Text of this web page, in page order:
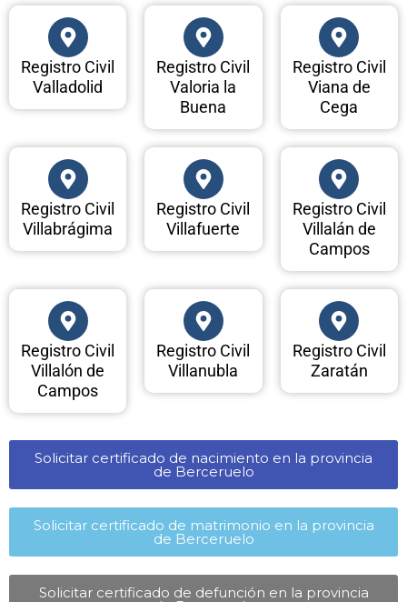
Registro Civil
Valladolid
Registro Civil
Valoria la
Buena
Registro Civil
Viana de
Cega
Registro Civil
Villabrágima
Registro Civil
Villafuerte
Registro Civil
Villalán de
Campos
Registro Civil
Villalón de
Campos
Registro Civil
Villanubla
Registro Civil
Zaratán
Solicitar certificado de nacimiento en la provincia
de Berceruelo​
Solicitar certificado de matrimonio en la provincia
de Berceruelo​
Solicitar certificado de defunción en la provincia